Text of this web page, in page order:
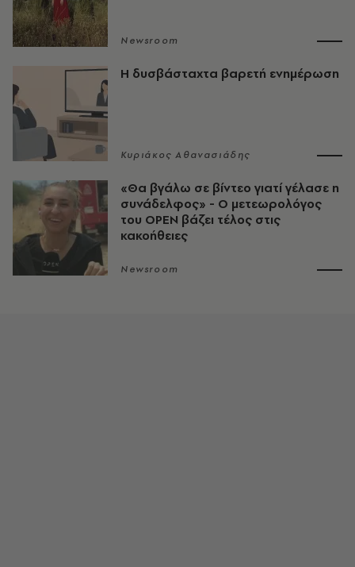
Newsroom
Η δυσβάσταχτα βαρετή ενημέρωση
Κυριάκος Αθανασιάδης
«Θα βγάλω σε βίντεο γιατί γέλασε η
συνάδελφος» - Ο μετεωρολόγος
του OPEN βάζει τέλος στις
κακοήθειες
Newsroom